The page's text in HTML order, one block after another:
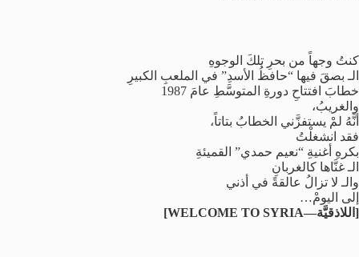
كنتُ وجهاً من بحرِ تلكَ الوجوهِ
الـ بصقَ فيها “حافظُ الأسدِ” في الملعبِ الكبيرِ
خطابَ افتتاحِ دورةِ المتوسَّطِ عامَ 1987
والغريبُ،
أنَّهُ لمْ يستفزَّني الخطابُ بتاتاً،
فقد انشغلْتُ
بكرهِ أغنيةِ “نعيم حمدي” القميئةِ
الـ غنَّاها كالغربانِ
والـ لا تزالُ عالقةً في أذني
إلى اليومْ…
[اللاذقيَّة—WELCOME TO SYRIA]